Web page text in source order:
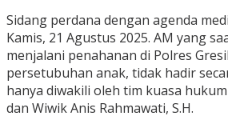
Sidang perdana dengan agenda
Kamis, 21 Agustus 2025. AM yang
menjalani penahanan di Polres
persetubuhan anak, tidak hadir
hanya diwakili oleh tim kuasa
dan Wiwik Anis Rahmawati, S.H.